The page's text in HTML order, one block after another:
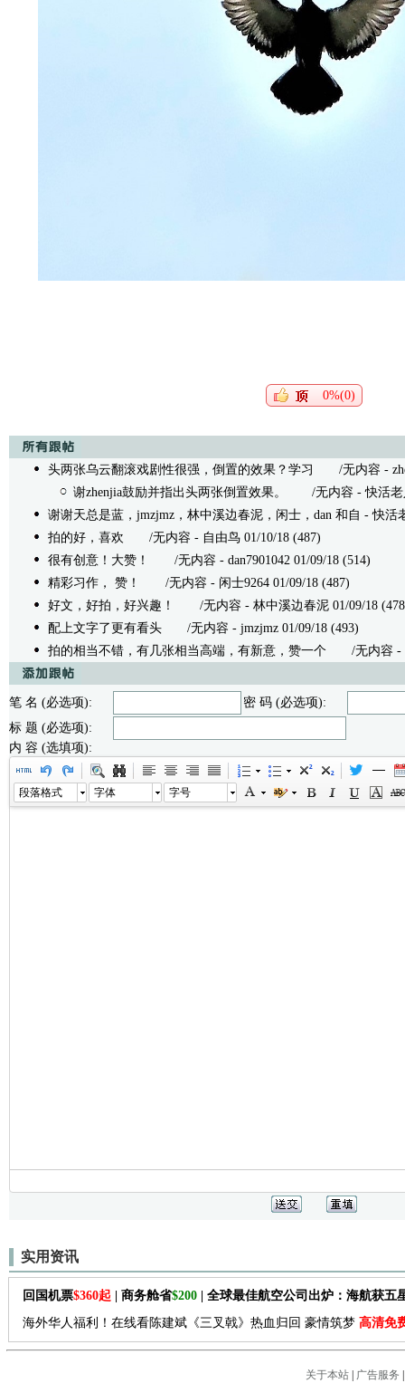
0%(0)
头两张乌云翻滚戏剧性很强，倒置的效果？学习
/无内容 -
谢zhenjia鼓励并指出头两张倒置效果。
/无内容 - 快活老
谢谢天总是蓝，jmzjmz，林中溪边春泥，闲士，dan 和自 - 快活
拍的好，喜欢 /无内容 - 自由鸟 01/10/18 (487)
很有创意！大赞！
/无内容 - dan7901042 01/09/18 (514)
精彩习作， 赞！
/无内容 - 闲士9264 01/09/18 (487)
好文，好拍，好兴趣！
/无内容 - 林中溪边春泥 01/09/18
配上文字了更有看头 /无内容 - jmzjmz 01/09/18 (493)
拍的相当不错，有几张相当高端，有新意，赞一个 /无内容 -
笔 名 (必选项):
密 码 (必选项):
标 题 (必选项):
内 容 (选填项):
段落格式 字体 字号
实用资讯
回国机票$360起 | 商务舱省$200 | 全球最佳航空公司出炉：海航获五
海外华人福利！在线看陈建斌《三叉戟》热血归回 豪情筑梦 高清免
关于本站| 广告服务